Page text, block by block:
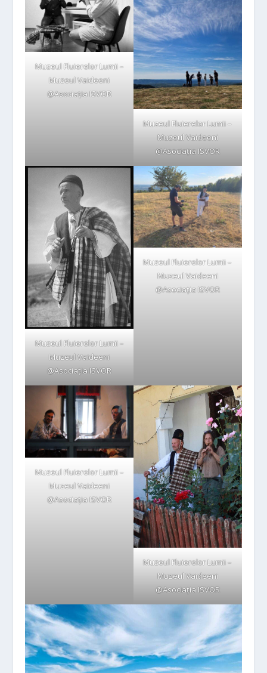
Muzeul Fluierelor Lumii –
Muzeul Vaideeni
@Asociația ISVOR
Muzeul Fluierelor Lumii –
Muzeul Vaideeni
@Asociația ISVOR
Muzeul Fluierelor Lumii –
Muzeul Vaideeni
@Asociația ISVOR
Muzeul Fluierelor Lumii –
Muzeul Vaideeni
@Asociația ISVOR
Muzeul Fluierelor Lumii –
Muzeul Vaideeni
@Asociația ISVOR
Muzeul Fluierelor Lumii –
Muzeul Vaideeni
@Asociația ISVOR